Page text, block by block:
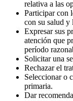
relativa a las
Participar con
con su salud y
Expresar sus
atención que
período
Solicitar una
Rechazar el
Seleccionar o
primaria.
Dar